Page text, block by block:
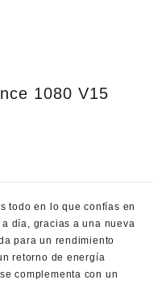
1080 V15
todo en lo que confías en
día, gracias a una nueva
para un rendimiento
retorno de energía
complementa con un